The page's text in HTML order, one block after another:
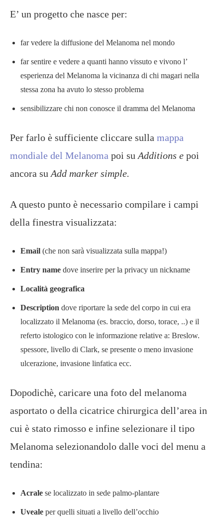
E’ un progetto che nasce per:
far vedere la diffusione del Melanoma nel mondo
far sentire e vedere a quanti hanno vissuto e vivono l’
esperienza del Melanoma la vicinanza di chi magari nella
stessa zona ha avuto lo stesso problema
sensibilizzare chi non conosce il dramma del Melanoma
Per farlo è sufficiente cliccare sulla mappa
mondiale del Melanoma poi su Additions e poi
ancora su Add marker simple.
A questo punto è necessario compilare i campi
della finestra visualizzata:
Email (che non sarà visualizzata sulla mappa!)
Entry name dove inserire per la privacy un nickname
Località geografica
Description dove riportare la sede del corpo in cui era
localizzato il Melanoma (es. braccio, dorso, torace, ..) e il
referto istologico con le informazione relative a: Breslow.
spessore, livello di Clark, se presente o meno invasione
ulcerazione, invasione linfatica ecc.
Dopodichè, caricare una foto del melanoma
asportato o della cicatrice chirurgica dell’area in
cui è stato rimosso e infine selezionare il tipo
Melanoma selezionandolo dalle voci del menu a
tendina:
Acrale se localizzato in sede palmo-plantare
Uveale per quelli situati a livello dell’occhio